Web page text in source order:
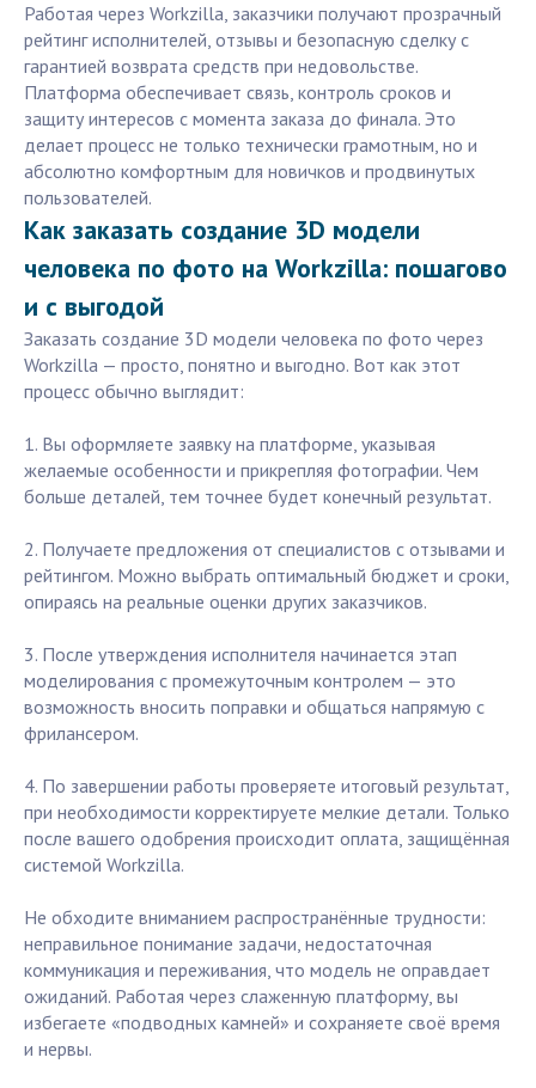
Работая через Workzilla, заказчики получают прозрачный
рейтинг исполнителей, отзывы и безопасную сделку с
гарантией возврата средств при недовольстве.
Платформа обеспечивает связь, контроль сроков и
защиту интересов с момента заказа до финала. Это
делает процесс не только технически грамотным, но и
абсолютно комфортным для новичков и продвинутых
пользователей.
Как заказать создание 3D модели
человека по фото на Workzilla: пошагово
и с выгодой
Заказать создание 3D модели человека по фото через
Workzilla — просто, понятно и выгодно. Вот как этот
процесс обычно выглядит:
1. Вы оформляете заявку на платформе, указывая
желаемые особенности и прикрепляя фотографии. Чем
больше деталей, тем точнее будет конечный результат.
2. Получаете предложения от специалистов с отзывами и
рейтингом. Можно выбрать оптимальный бюджет и сроки,
опираясь на реальные оценки других заказчиков.
3. После утверждения исполнителя начинается этап
моделирования с промежуточным контролем — это
возможность вносить поправки и общаться напрямую с
фрилансером.
4. По завершении работы проверяете итоговый результат,
при необходимости корректируете мелкие детали. Только
после вашего одобрения происходит оплата, защищённая
системой Workzilla.
Не обходите вниманием распространённые трудности:
неправильное понимание задачи, недостаточная
коммуникация и переживания, что модель не оправдает
ожиданий. Работая через слаженную платформу, вы
избегаете «подводных камней» и сохраняете своё время
и нервы.